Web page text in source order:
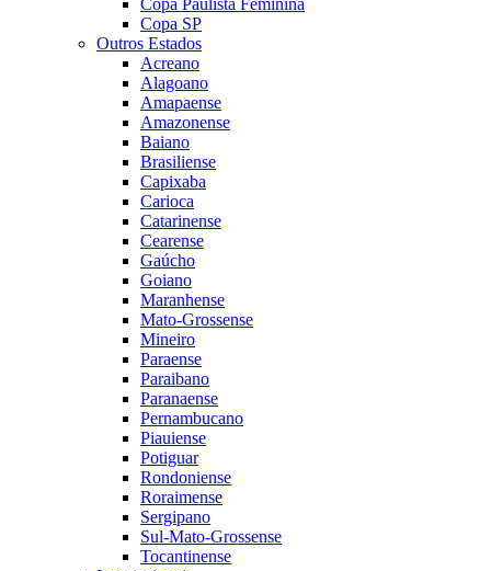
Copa SP
Outros Estados
Acreano
Alagoano
Amapaense
Amazonense
Baiano
Brasiliense
Capixaba
Carioca
Catarinense
Cearense
Gaúcho
Goiano
Maranhense
Mato-Grossense
Mineiro
Paraense
Paraibano
Paranaense
Pernambucano
Piauiense
Potiguar
Rondoniense
Roraimense
Sergipano
Sul-Mato-Grossense
Tocantinense